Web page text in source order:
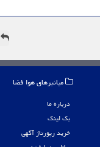
میانبرهای هوا فضا
درباره ما
بک لینک
خرید رپورتاژ آگهی